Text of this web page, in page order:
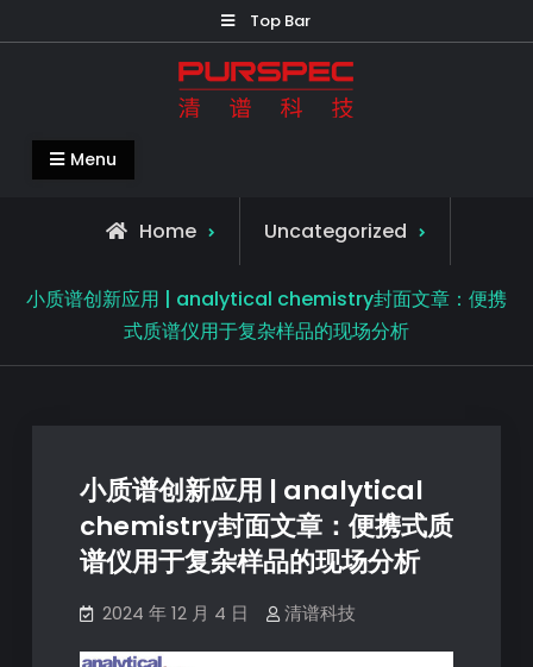
Top Bar
清谱科技中国官网-PURSPEC-让人类生
Menu
Home Uncategorized
小质谱创新应用 | analytical chemistry封面文章：便携
式质谱仪用于复杂样品的现场分析
小质谱创新应用 | analytical
chemistry封面文章：便携式质
谱仪用于复杂样品的现场分析
2024 年 12 月 4 日 清谱科技